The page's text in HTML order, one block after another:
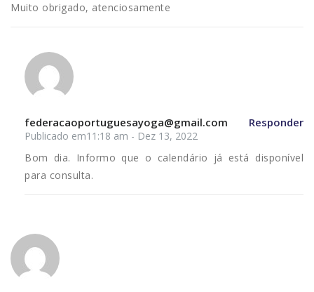
Muito obrigado, atenciosamente
Responder
federacaoportuguesayoga@gmail.com
Publicado em11:18 am - Dez 13, 2022
Bom dia. Informo que o calendário já está disponível
para consulta.